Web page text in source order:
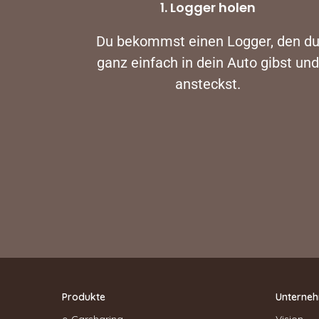
1. Logger holen
Du bekommst einen Logger, den du
ganz einfach in dein Auto gibst und
ansteckst.
Produkte